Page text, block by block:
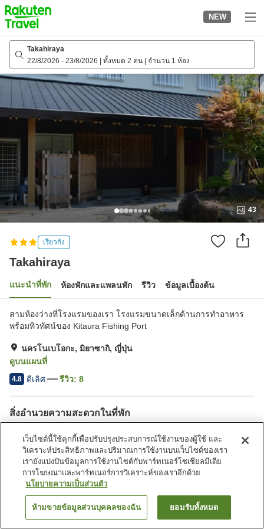
to
top
page
NEW
Takahiraya
22/8/2026 - 23/8/2026 ทั้งหมด 2 คน จำนวน 1 ห้อง
43
เรียวกัง
Takahiraya
แนะนำที่พัก ห้องพักและแพลนพัก รีวิว ข้อมูลเบื้องต้น
สามห้องว่างที่โรงแรมของเรา โรงแรมขนาดเล็กด้านการทำอาหาร
พร้อมทิวทัศน์ของ Kitaura Fishing Port
นครโนเบโอกะ, มิยาซากิ, ญี่ปุ่น
ดูบนแผนที่
4.8 ดีเลิศ รีวิว: 8
สิ่งอำนวยความสะดวกในที่พัก
หน้าแรก ญี่ปุ่น มิยาซากิ นครโนเบโอกะ Takahiraya
ค้นหาห้องพัก
เว็บไซต์นี้ใช้คุกกี้เพื่อปรับปรุงประสบการณ์ใช้งานของผู้ใช้ และ
วิเคราะห์ประสิทธิภาพและปริมาณการใช้งานบนเว็บไซต์ของเรา
เรายังแบ่งปันข้อมูลการใช้งานไซต์กับพาร์ทเนอร์โซเชียลมีเดีย
การโฆษณาและพาร์ทเนอร์การวิเคราะห์ของเราอีกด้วย
นโยบายความเป็นส่วนตัว
ห้ามขายข้อมูลส่วนบุคคลของฉัน ยอมรับทั้งหมด